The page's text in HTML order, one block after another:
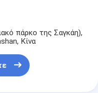
πάρκο της Σαγκάη),
Κίνα